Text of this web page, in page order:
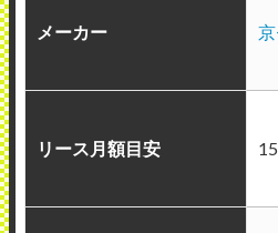
メーカー
リース月額目安